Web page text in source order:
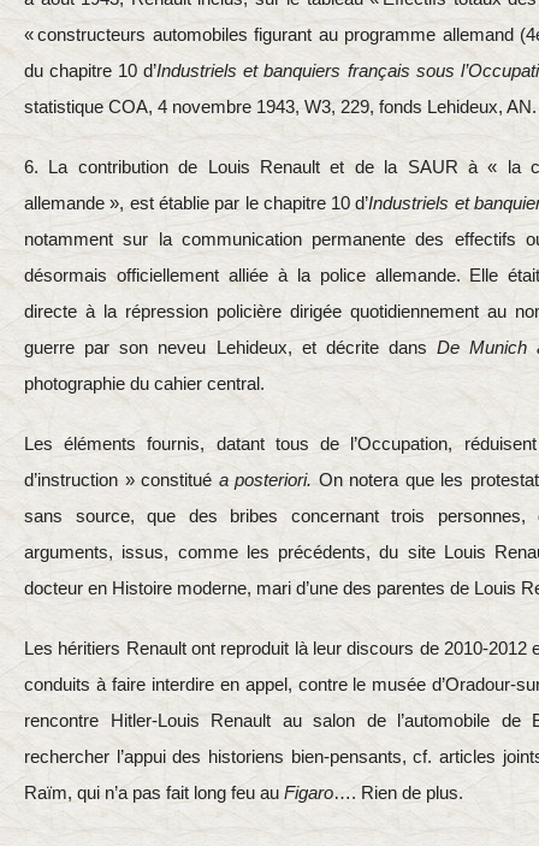
« constructeurs automobiles figurant au programme allemand
du chapitre 10 d’Industriels et banquiers français sous
statistique COA, 4 novembre 1943, W3, 229, fonds Lehideux,
6. La contribution de Louis Renault et de la SAUR à « la
allemande », est établie par le chapitre 10 d’Industriels et
notamment sur la communication permanente des effectifs
désormais officiellement alliée à la police allemande. Elle
directe à la répression policière dirigée quotidiennement au
guerre par son neveu Lehideux, et décrite dans De Munich
photographie du cahier central.
Les éléments fournis, datant tous de l’Occupation,
d’instruction » constitué a posteriori. On notera que les
sans source, que des bribes concernant trois personnes,
arguments, issus, comme les précédents, du site Louis
docteur en Histoire moderne, mari d’une des parentes de Louis
Les héritiers Renault ont reproduit là leur discours de 2010-2012
conduits à faire interdire en appel, contre le musée d’Oradour-
rencontre Hitler-Louis Renault au salon de l’automobile
rechercher l’appui des historiens bien-pensants, cf. articles
Raïm, qui n’a pas fait long feu au Figaro…. Rien de plus.